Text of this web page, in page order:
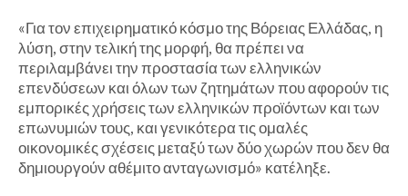
«Για τον επιχειρηματικό κόσμο της Βόρειας Ελλάδας, η
λύση, στην τελική της μορφή, θα πρέπει να
περιλαμβάνει την προστασία των ελληνικών
επενδύσεων και όλων των ζητημάτων που αφορούν τις
εμπορικές χρήσεις των ελληνικών προϊόντων και των
επωνυμιών τους, και γενικότερα τις ομαλές
οικονομικές σχέσεις μεταξύ των δύο χωρών που δεν θα
δημιουργούν αθέμιτο ανταγωνισμό» κατέληξε.